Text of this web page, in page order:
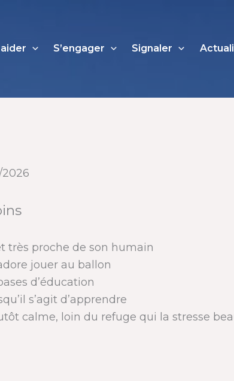
S’engager Signaler
très proche de son humain
jouer au ballon
d’éducation
s’agit d’apprendre
calme, loin du refuge qui la stresse